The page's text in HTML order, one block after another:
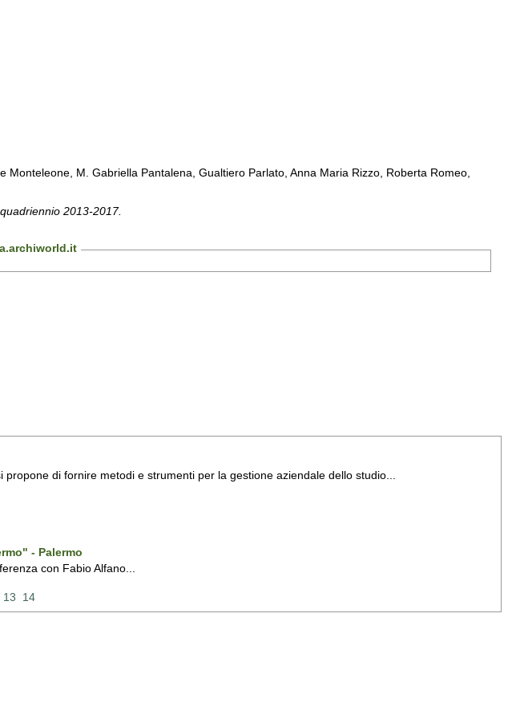
M. Gabriella Pantalena, Gualtiero Parlato, Anna Maria Rizzo, Roberta Romeo,
2013-2017.
di fornire metodi e strumenti per la gestione aziendale dello studio...
- Palermo
con Fabio Alfano...
13 14